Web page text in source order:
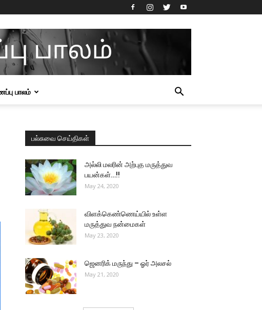
பாலம்
பல்சுவை செய்திகள்
அல்லி மலரின் அற்புத மருத்துவ
பயன்கள்…!!
May 24, 2020
விளக்கெண்ணெய்யில் உள்ள
மருத்துவ நன்மைகள்
May 23, 2020
ஜெனரிக் மருந்து – ஓர் அலசல்
May 21, 2020